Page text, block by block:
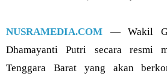
NUSRAMEDIA.COM — Wakil
Dhamayanti Putri secara resmi
Tenggara Barat yang akan